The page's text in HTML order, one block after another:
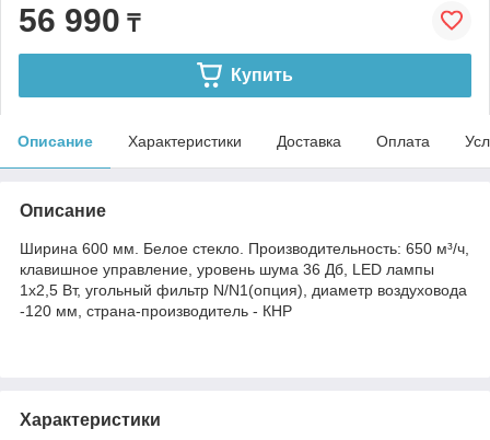
56 990 ₸
Купить
Описание Характеристики Доставка Оплата
Описание
Ширина 600 мм. Белое стекло. Производительность: 650 м³/ч,
клавишное управление, уровень шума 36 Дб, LED лампы
1х2,5 Вт, угольный фильтр N/N1(опция), диаметр воздуховода
-120 мм, страна-производитель - КНР
Характеристики